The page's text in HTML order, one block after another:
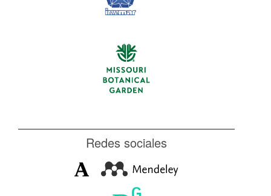
Redes sociales